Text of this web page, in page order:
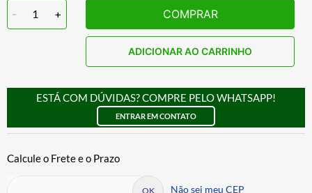
- 1 + COMPRAR
ADICIONAR AO CARRINHO
ESTÁ COM DÚVIDAS? COMPRE PELO WHATSAPP!
ENTRAR EM CONTATO
Não sei meu CEP